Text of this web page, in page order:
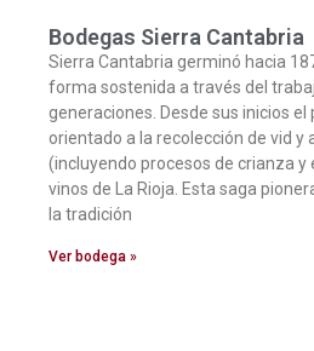
Bodegas Sierra Cantabria
Sierra Cantabria germinó hacia
forma sostenida a través del
generaciones. Desde sus inicios
orientado a la recolección de vid y
(incluyendo procesos de crianza y
vinos de La Rioja. Esta saga
la tradición
Ver bodega »